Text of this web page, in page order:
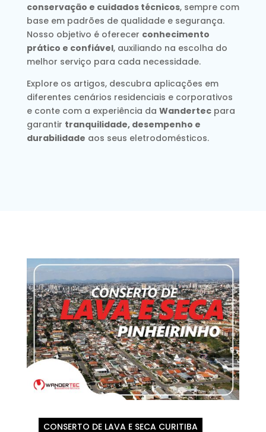
conservação e cuidados técnicos, sempre com
base em padrões de qualidade e segurança.
Nosso objetivo é oferecer conhecimento
prático e confiável, auxiliando na escolha do
melhor serviço para cada necessidade.
Explore os artigos, descubra aplicações em
diferentes cenários residenciais e corporativos
e conte com a experiência da Wandertecpara
garantir tranquilidade, desempenho e
durabilidade aos seus eletrodomésticos.
CONSERTO DE LAVA E SECA CURITIBA